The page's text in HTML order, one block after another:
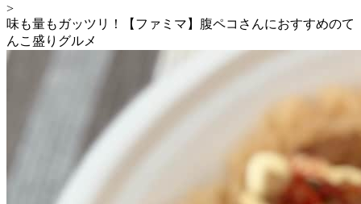
>
味も量もガッツリ！【ファミマ】腹ペコさんにおすすめのて
んこ盛りグルメ